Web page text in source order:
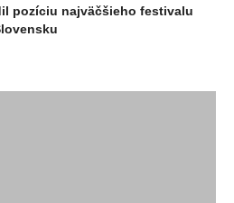
pozíciu najväčšieho festivalu